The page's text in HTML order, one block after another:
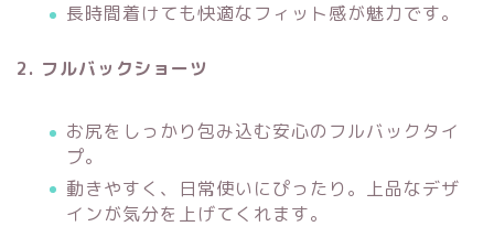
長時間着けても快適なフィット感が魅力です。
2. フルバックショーツ
お尻をしっかり包み込む安心のフルバックタイ
プ。
動きやすく、日常使いにぴったり。上品なデザ
インが気分を上げてくれます。